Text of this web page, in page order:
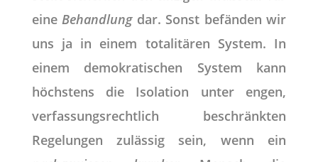
eineBehandlungdar. Sonst befänden wir
uns ja in einem totalitären System. In
einem demokratischen System kann
höchstens die Isolation unter engen,
verfassungsrechtlich beschränkten
Regelungen zulässig sein, wenn ein